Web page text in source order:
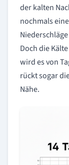
der kalten
nochmals
Doch die
wird es von
rückt sogar
Nähe.